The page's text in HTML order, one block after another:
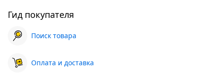
Гид покупателя
Поиск товара
Оплата и доставка